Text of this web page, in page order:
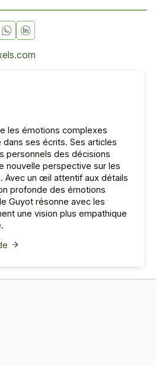
les émotions complexes
dans ses écrits. Ses articles
personnels des décisions
nouvelle perspective sur les
Avec un œil attentif aux détails
profonde des émotions
Guyot résonne avec les
une vision plus empathique